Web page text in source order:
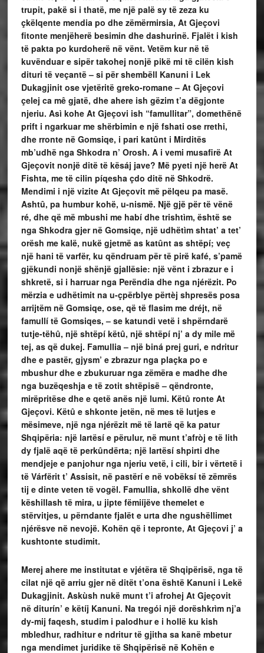
trupit, pakë si i thatë, me një palë sy të zeza ku
çkëlqente mendia po dhe zëmërmirsia, At Gjeçovi
fitonte menjëherë besimin dhe dashurinë. Fjalët i kish
të pakta po kurdoherë në vënt. Vetëm kur në të
kuvënduar e sipër takohej nonjë pikë mi të cilën kish
dituri të veçantë – si për shembëll Kanuni i Lek
Dukagjinit ose vjetëritë greko-romane – At Gjeçovi
çelej ca mê gjatë, dhe ahere ish gëzim t’a dëgjonte
njeriu. Asì kohe At Gjeçovi ish “famullitar”, domethënë
prift i ngarkuar me shërbimin e një fshati ose rrethi,
dhe rronte në Gomsiqe, i pari katûnt i Mirditës
mb’udhë nga Shkodra n’ Orosh. A i vemi musafirë At
Gjeçovit nonjë ditë të kësáj jave? Më pyeti një herë At
Fishta, me të cilin píqesha çdo ditë në Shkodrë.
Mendimi i një vizite At Gjeçovit më pëlqeu pa masë.
Ashtû, pa humbur kohë, u-nismë. Një gjë për të vënë
ré, dhe që më mbushi me habí dhe trishtìm, është se
nga Shkodra gjer në Gomsiqe, një udhëtìm shtat’ a tet’
orësh me kalë, nukë gjetmë as katûnt as shtëpí; veç
një hani të varfër, ku qëndruam për të pirë kafé, s’pamë
gjëkundi nonjë shënjë gjallësie: një vënt i zbrazur e i
shkretë, si i harruar nga Perëndia dhe nga njérëzit. Po
mërzia e udhëtimit na u-çpërblye përtèj shpresës posa
arrijtëm në Gomsiqe, ose, që të flasim me dréjt, në
famullí të Gomsiqes, – se katundi vetë i shpërndarë
tutje-tëhû, një shtëpí këtû, një shtëpí nj’ a dy mile më
tej, as që dukej. Famullia – një biná prej guri, e ndritur
dhe e pastër, gjysm’ e zbrazur nga plaçka po e
mbushur dhe e zbukuruar nga zëmëra e madhe dhe
nga buzëqeshja e të zotit shtëpisë – qëndronte,
mirëpritëse dhe e qetë anës një lumi. Këtû ronte At
Gjeçovi. Këtû e shkonte jetën, në mes të lutjes e
mësimeve, një nga njérëzit më të lartë që ka patur
Shqipëria: një lartësí e përulur, në munt t’afròj e të lith
dy fjalë aqë të perkûndërta; një lartësí shpirti dhe
mendjeje e panjohur nga njeriu vetë, i cili, bir i vërtetë i
të Várfërit t’ Assisit, në pastërí e në vobëksí të zëmrës
tij e dinte veten të vogël. Famullia, shkollë dhe vënt
këshillash të mira, u jipte fëmiíjëve themelet e
stërvitjes, u përndante fjalët e urta dhe ngushëllimet
njérësve në nevojë. Kohën që i tepronte, At Gjeçovi j’ a
kushtonte studimit.
Merej ahere me institutat e vjétëra të Shqipërisë, nga të
cilat një që arriu gjer në ditët t’ona është Kanuni i Lekë
Dukagjinit. Askùsh nukë munt t’i afrohej At Gjeçovit
në diturín’ e këtíj Kanuni. Na tregói një dorëshkrìm nj’a
dy-mij faqesh, studim i palodhur e i hollë ku kish
mbledhur, radhitur e ndritur të gjitha sa kanë mbetur
nga mendimet juridike të Shqipërisë në Kohën e